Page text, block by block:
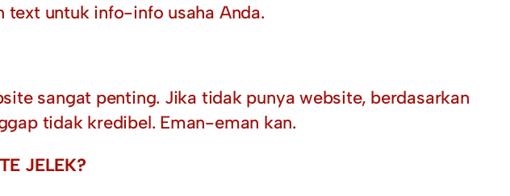
text untuk info-info usaha Anda.
sangat penting. Jika tidak punya website, berdasarkan
tidak kredibel. Eman-eman kan.
JELEK?